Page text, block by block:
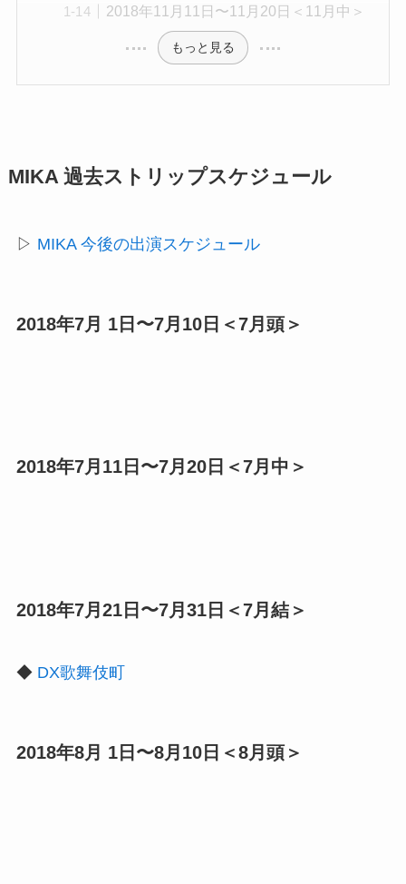
2018年11月11日〜11月20日＜11月中＞
もっと見る
MIKA 過去ストリップスケジュール
▷ MIKA 今後の出演スケジュール
2018年7月 1日〜7月10日＜7月頭＞
2018年7月11日〜7月20日＜7月中＞
2018年7月21日〜7月31日＜7月結＞
◆ DX歌舞伎町
2018年8月 1日〜8月10日＜8月頭＞